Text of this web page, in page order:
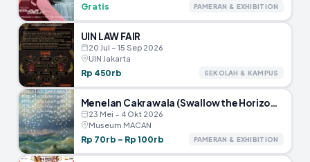
Gratis PAMERAN & EXHIBITION
UIN LAW FAIR
20 Jul – 15 Sep 2026
UIN Jakarta
Rp 450rb SEKOLAH & KAMPUS
Menelan Cakrawala (Swallow the Horizon) – Museum MACAN
23 Mei – 4 Okt 2026
Museum MACAN
Rp 70rb – Rp 100rb PAMERAN & EXHIBITION